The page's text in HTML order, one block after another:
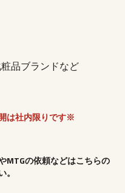
品ブランドなど
は社内限りです※
MTGの依頼などはこちらの